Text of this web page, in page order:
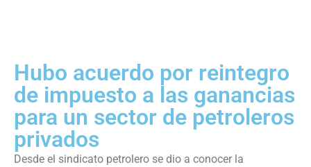
Hubo acuerdo por reintegro
de impuesto a las ganancias
para un sector de petroleros
privados
Desde el sindicato petrolero se dio a conocer la